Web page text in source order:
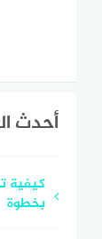
أحدث
بخطوة